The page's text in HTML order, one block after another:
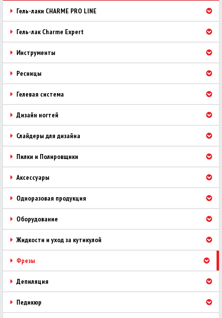
Гель-лаки CHARME PRO LINE
Гель-лак Charme Expert
Инструменты
Ресницы
Гелевая система
Дизайн ногтей
Слайдеры для дизайна
Пилки и Полировщики
Аксессуары
Одноразовая продукция
Оборудование
Жидкости и уход за кутикулой
Фрезы
Депиляция
Педикюр